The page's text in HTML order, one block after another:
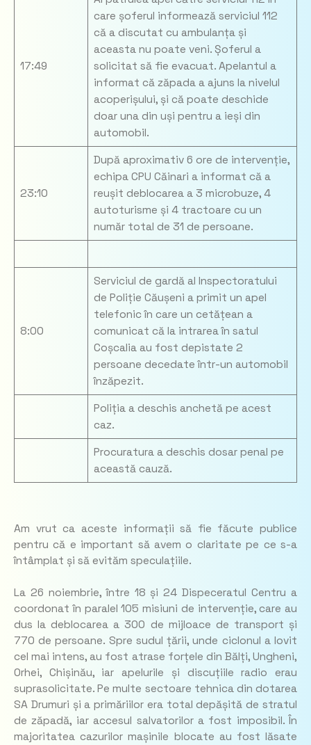
17:49
care șoferul informează serviciul 112
că a discutat cu ambulanța și
aceasta nu poate veni. Șoferul a
solicitat să fie evacuat. Apelantul a
informat că zăpada a ajuns la nivelul
acoperișului, și că poate deschide
doar una din uși pentru a ieși din
automobil.
23:10
După aproximativ 6 ore de intervenție,
echipa CPU Căinari a informat că a
reușit deblocarea a 3 microbuze, 4
autoturisme și 4 tractoare cu un
număr total de 31 de persoane.
8:00
Serviciul de gardă al Inspectoratului
de Poliție Căușeni a primit un apel
telefonic în care un cetățean a
comunicat că la intrarea în satul
Coșcalia au fost depistate 2
persoane decedate într-un automobil
înzăpezit.
Poliția a deschis anchetă pe acest
caz.
Procuratura a deschis dosar penal pe
această cauză.
Am vrut ca aceste informații să fie făcute publice
pentru că e important să avem o claritate pe ce s-a
întâmplat și să evităm speculațiile.
La 26 noiembrie, între 18 și 24 Dispeceratul Centru a
coordonat în paralel 105 misiuni de intervenție, care au
dus la deblocarea a 300 de mijloace de transport și
770 de persoane. Spre sudul țării, unde ciclonul a lovit
cel mai intens, au fost atrase forțele din Bălți, Ungheni,
Orhei, Chișinău, iar apelurile și discuțiile radio erau
suprasolicitate. Pe multe sectoare tehnica din dotarea
SA Drumuri și a primăriilor era total depășită de stratul
de zăpadă, iar accesul salvatorilor a fost imposibil. În
majoritatea cazurilor mașinile blocate au fost lăsate